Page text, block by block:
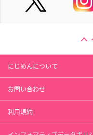
にじめんについて
お問い合わせ
利用規約